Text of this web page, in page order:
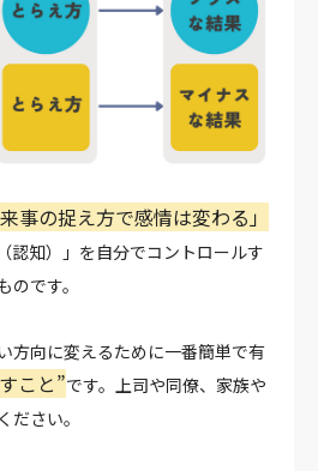
来事の捉え方で感情は変わる」
（認知）」を自分でコントロールす
です。
方向に変えるために一番簡単で有
こと”です。 上司や同僚、家族や
ださい。